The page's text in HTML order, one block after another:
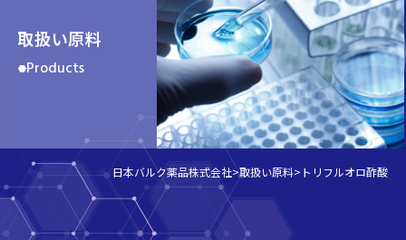
取扱い原料
Products
日本バルク薬品株式会社>取扱い原料> トリフルオロ酢酸